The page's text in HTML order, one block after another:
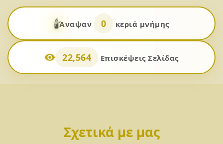
🕯️Άναψαν 0 κεριά μνήμης
22,564 Επισκέψεις Σελίδας
Σχετικά με μας